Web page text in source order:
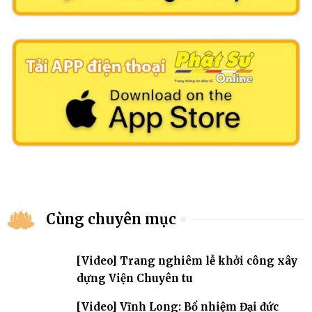
Cùng chuyên mục
[Video] Trang nghiêm lễ khởi công xây
dựng Viện Chuyên tu
[Video] Vĩnh Long: Bổ nhiệm Đại đức